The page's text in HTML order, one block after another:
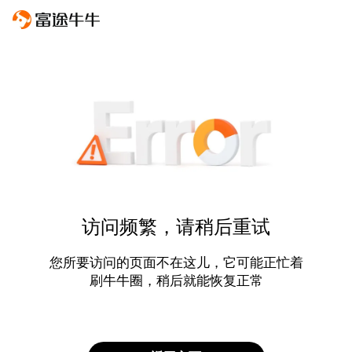
访问频繁，请稍后重试
您所要访问的页面不在这儿，它可能正忙着
刷牛牛圈，稍后就能恢复正常